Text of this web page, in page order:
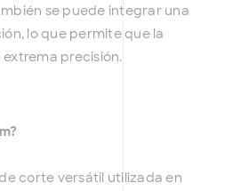
se puede integrar una
lo que permite que la
precisión.
corte versátil utilizada en